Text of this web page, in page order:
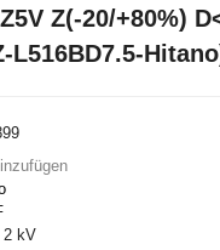
Z(-20/+80%)
L516BD7.5-
2 kV